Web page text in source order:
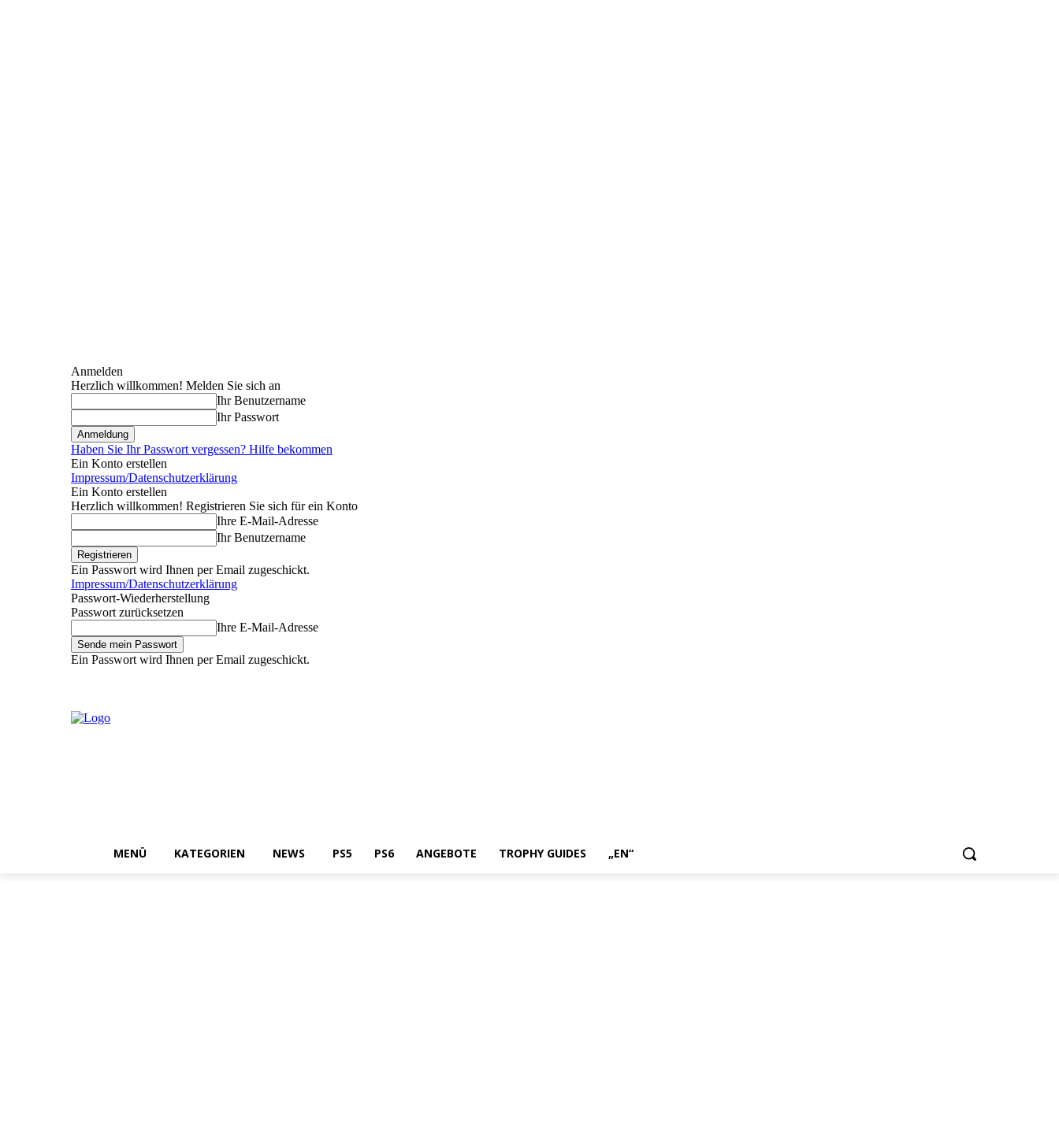
Anmelden
Herzlich willkommen! Melden Sie sich an
Ihr Benutzername
Ihr Passwort
Haben Sie Ihr Passwort vergessen? Hilfe bekommen
Ein Konto erstellen
Impressum/Datenschutzerklärung
Ein Konto erstellen
Herzlich willkommen! Registrieren Sie sich für ein Konto
Ihre E-Mail-Adresse
Ihr Benutzername
Ein Passwort wird Ihnen per Email zugeschickt.
Impressum/Datenschutzerklärung
Passwort-Wiederherstellung
Passwort zurücksetzen
Ihre E-Mail-Adresse
Ein Passwort wird Ihnen per Email zugeschickt.
MENÜ KATEGORIEN NEWS PS5 PS6 ANGEBOTE TROPHY GUIDES „EN“